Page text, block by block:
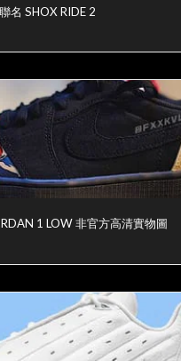
名 SHOX RIDE 2
1 LOW 非官方高清實物圖